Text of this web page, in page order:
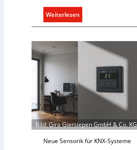
S
s
Weiterlesen
E
p
r
a
l
Bild: Gira Giersiepen GmbH & Co. KG
Neue Sensorik für KNX-Systeme